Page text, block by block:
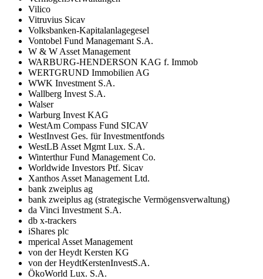
Vilico
Vitruvius Sicav
Volksbanken-Kapitalanlagegesel
Vontobel Fund Managemant S.A.
W & W Asset Management
WARBURG-HENDERSON KAG f. Immob
WERTGRUND Immobilien AG
WWK Investment S.A.
Wallberg Invest S.A.
Walser
Warburg Invest KAG
WestAm Compass Fund SICAV
WestInvest Ges. für Investmentfonds
WestLB Asset Mgmt Lux. S.A.
Winterthur Fund Management Co.
Worldwide Investors Ptf. Sicav
Xanthos Asset Management Ltd.
bank zweiplus ag
bank zweiplus ag (strategische Vermögensverwaltung)
da Vinci Investment S.A.
db x-trackers
iShares plc
mperical Asset Management
von der Heydt Kersten KG
von der HeydtKerstenInvestS.A.
ÖkoWorld Lux. S.A.